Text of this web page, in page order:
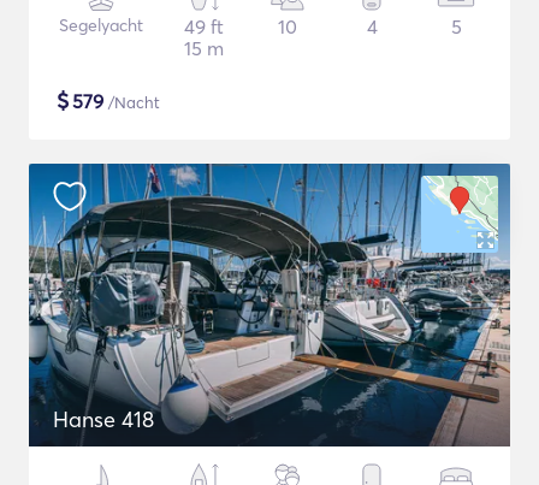
Segelyacht
49 ft
15 m
10 4 5
$579 /Nacht
Hanse 418